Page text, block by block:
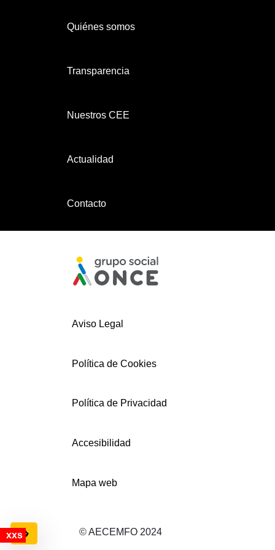
Configuración de cookies
Quiénes somos
Transparencia
Nuestros CEE
Actualidad
Contacto
Aviso Legal
Política de Cookies
Política de Privacidad
Accesibilidad
Mapa web
© AECEMFO 2024